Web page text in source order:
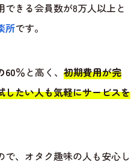
きる会員数が8万人以上と
所です。
60％と高く、 初期費用が完
したい人も気軽にサービスを
で、オタク趣味の人も安心し